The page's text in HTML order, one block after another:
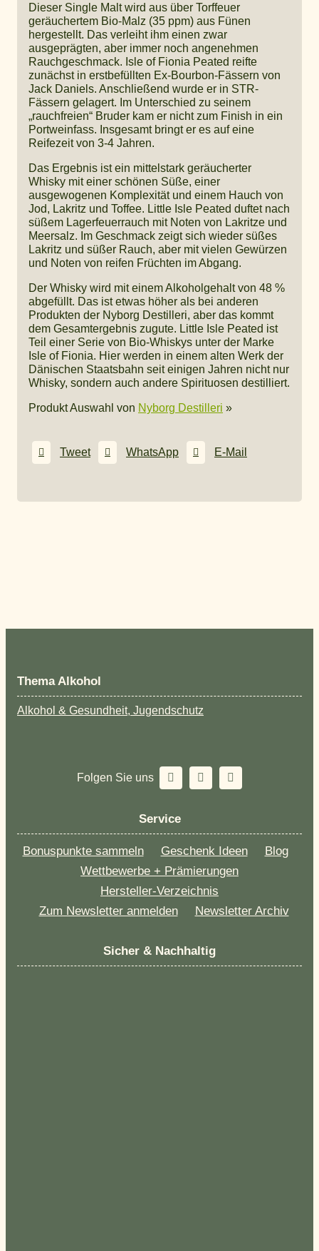
Dieser Single Malt wird aus über Torffeuer
geräuchertem Bio-Malz (35 ppm) aus Fünen
hergestellt. Das verleiht ihm einen zwar
ausgeprägten, aber immer noch angenehmen
Rauchgeschmack. Isle of Fionia Peated reifte
zunächst in erstbefüllten Ex-Bourbon-Fässern von
Jack Daniels. Anschließend wurde er in STR-
Fässern gelagert. Im Unterschied zu seinem
„rauchfreien“ Bruder kam er nicht zum Finish in ein
Portweinfass. Insgesamt bringt er es auf eine
Reifezeit von 3-4 Jahren.
Das Ergebnis ist ein mittelstark geräucherter
Whisky mit einer schönen Süße, einer
ausgewogenen Komplexität und einem Hauch von
Jod, Lakritz und Toffee. Little Isle Peated duftet nach
süßem Lagerfeuerrauch mit Noten von Lakritze und
Meersalz. Im Geschmack zeigt sich wieder süßes
Lakritz und süßer Rauch, aber mit vielen Gewürzen
und Noten von reifen Früchten im Abgang.
Der Whisky wird mit einem Alkoholgehalt von 48 %
abgefüllt. Das ist etwas höher als bei anderen
Produkten der Nyborg Destilleri, aber das kommt
dem Gesamtergebnis zugute. Little Isle Peated ist
Teil einer Serie von Bio-Whiskys unter der Marke
Isle of Fionia. Hier werden in einem alten Werk der
Dänischen Staatsbahn seit einigen Jahren nicht nur
Whisky, sondern auch andere Spirituosen destilliert.
Produkt Auswahl von Nyborg Destilleri »
Tweet WhatsApp E-Mail
Thema Alkohol
Alkohol & Gesundheit, Jugendschutz
Folgen Sie uns
Service
Bonuspunkte sammeln Geschenk Ideen
Blog
Wettbewerbe + Prämierungen
Hersteller-Verzeichnis
Zum Newsletter anmelden
Newsletter Archiv
Sicher & Nachhaltig